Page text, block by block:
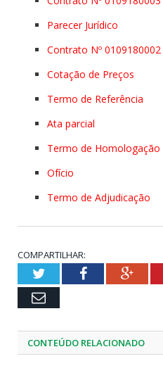
Parecer Jurídico
Contrato Nº 0109180002
Cotação de Preços
Termo de Referência
Ata parcial
Termo de Homologação
Ofício
Termo de Adjudicação
COMPARTILHAR:
TwitterFacebook
Email
CONTEÚDO RELACIONADO